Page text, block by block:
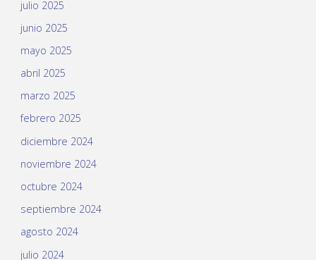
julio 2025
junio 2025
mayo 2025
abril 2025
marzo 2025
febrero 2025
diciembre 2024
noviembre 2024
octubre 2024
septiembre 2024
agosto 2024
julio 2024